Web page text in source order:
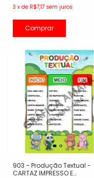
3 x de R$7,17 sem juros
Comprar
903 - Produção Textual -
CARTAZ IMPRESSO E